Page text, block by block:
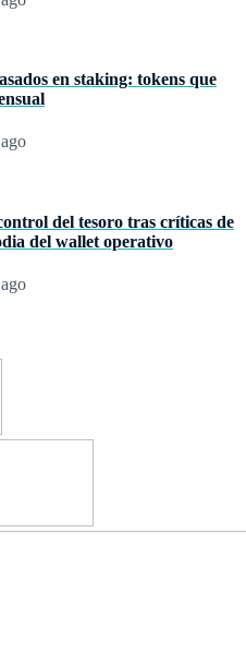
en staking: tokens que
del tesoro tras críticas de
del wallet operativo